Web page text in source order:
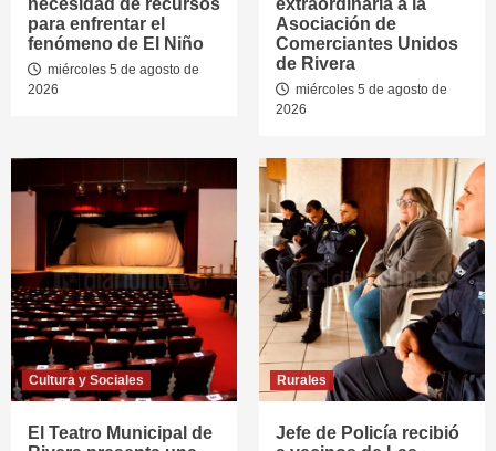
para enfrentar el
fenómeno de El Niño
miércoles 5 de agosto de
2026
Asociación de
Comerciantes Unidos
de Rivera
miércoles 5 de agosto de
2026
Cultura y Sociales
El Teatro Municipal de
Rurales
Jefe de Policía recibió